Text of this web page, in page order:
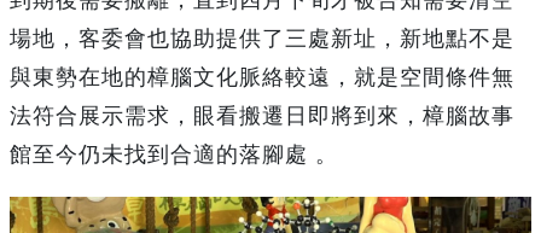
場地，客委會也協助提供了三處新址，新地點不是
與東勢在地的樟腦文化脈絡較遠，就是空間條件無
法符合展示需求，眼看搬遷日即將到來，樟腦故事
館至今仍未找到合適的落腳處 。